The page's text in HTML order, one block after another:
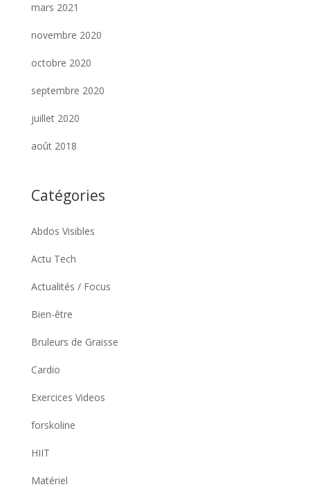
mars 2021
novembre 2020
octobre 2020
septembre 2020
juillet 2020
août 2018
Catégories
Abdos Visibles
Actu Tech
Actualités / Focus
Bien-être
Bruleurs de Graisse
Cardio
Exercices Videos
forskoline
HIIT
Matériel